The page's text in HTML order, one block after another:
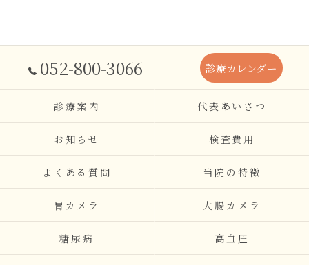
052-800-3066 診療カレンダー
診療案内 代表あいさつ
お知らせ 検査費用
よくある質問 当院の特徴
胃カメラ 大腸カメラ
糖尿病 高血圧